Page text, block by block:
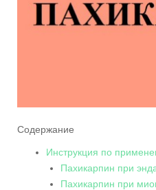
Содержание
Инструкция по
Пахикарпин при
Пахикарпин при